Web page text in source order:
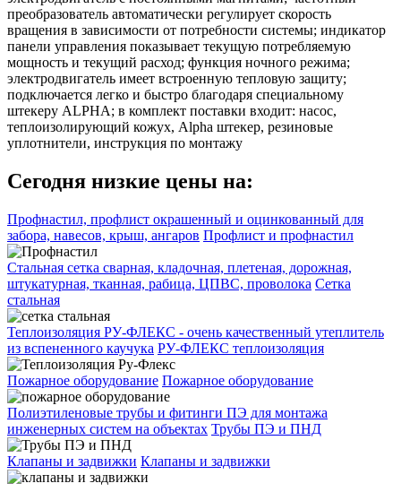
преобразователь автоматически регулирует скорость
вращения в зависимости от потребности системы; индикатор
панели управления показывает текущую потребляемую
мощность и текущий расход; функция ночного режима;
электродвигатель имеет встроенную тепловую защиту;
подключается легко и быстро благодаря специальному
штекеру ALPHA; в комплект поставки входит: насос,
теплоизолирующий кожух, Alpha штекер, резиновые
уплотнители, инструкция по монтажу
Сегодня низкие цены на:
Профнастил, профлист окрашенный и оцинкованный для
забора, навесов, крыш, ангаров Профлист и профнастил
Стальная сетка сварная, кладочная, плетеная, дорожная,
штукатурная, тканная, рабица, ЦПВС, проволока Сетка
стальная
Теплоизоляция РУ-ФЛЕКС - очень качественный утеплитель
из вспененного каучука РУ-ФЛЕКС теплоизоляция
Пожарное оборудование Пожарное оборудование
Полиэтиленовые трубы и фитинги ПЭ для монтажа
инженерных систем на объектах Трубы ПЭ и ПНД
Клапаны и задвижки Клапаны и задвижки